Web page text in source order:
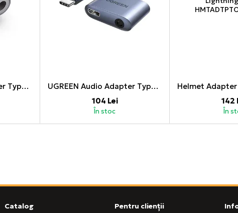
UGREEN Audio Adapter Type-C to 3.5mm Female 0.1M | AV161, Gray
UGREEN Audio Adapter Type-C 3.0 to 3.5mm Female + Type-C 3.0 PD 60W | CM193, Gray
104 Lei
În stoc
142
În
Catalog Pentru clienții